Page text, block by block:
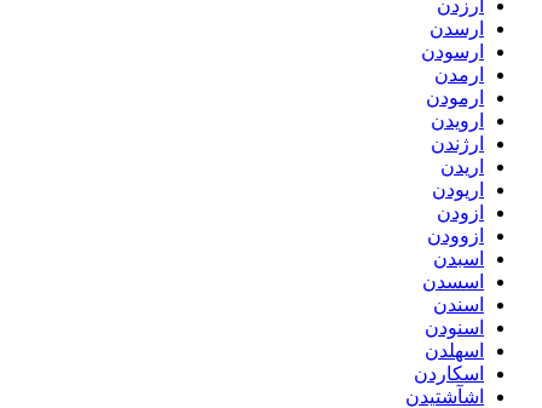
ارزدن
ارسدن
ارسودن
ارمدن
ارمودن
ارویدن
ارژندن
اریدن
اریودن
ازودن
ازوودن
اسبدن
اسسدن
اسندن
اسنودن
اسهلدن
اسکاردن
اشآشتیدن